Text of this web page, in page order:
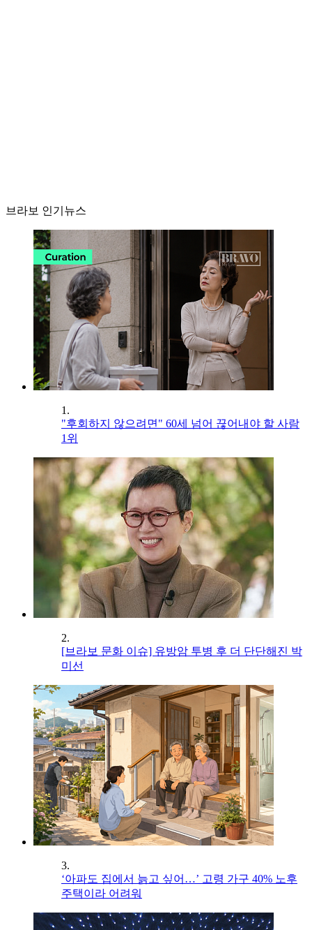
브라보 인기뉴스
1.
"후회하지 않으려면" 60세 넘어 끊어내야 할 사람
1위
2.
[브라보 문화 이슈] 유방암 투병 후 더 단단해진 박
미선
3.
‘아파도 집에서 늙고 싶어…’ 고령 가구 40% 노후
주택이라 어려워